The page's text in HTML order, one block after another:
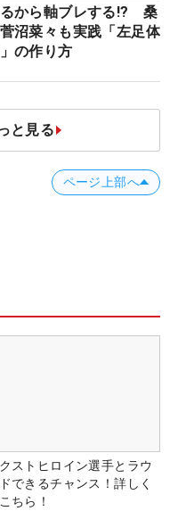
から軸ブレする!? 桑
沼菜々も実践「左足体
の作り方
と見る
ページ上部へ
ストヒロイン選手とラウ
できるチャンス！詳しく
ちら！